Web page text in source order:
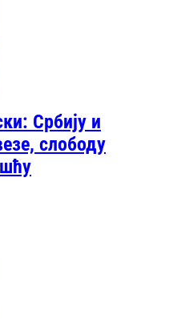
Србију и
слободу